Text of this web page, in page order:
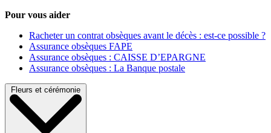
Pour vous aider
Racheter un contrat obsèques avant le décès : est-ce possible ?
Assurance obsèques FAPE
Assurance obsèques : CAISSE D’EPARGNE
Assurance obsèques : La Banque postale
Fleurs et cérémonie